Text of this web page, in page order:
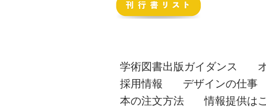
学術図書出版ガイダンス
採用情報
デザインの仕事
本の注文方法
情報提供は